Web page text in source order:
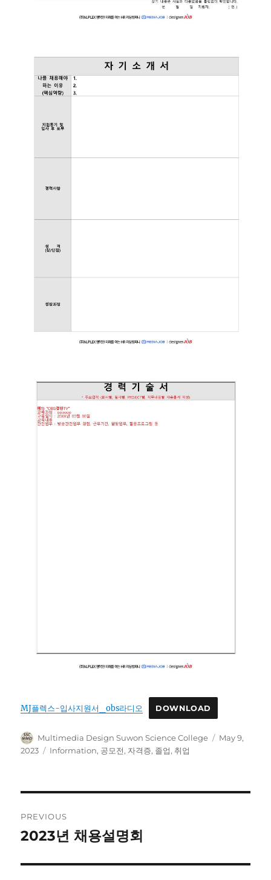
MJ플렉스-입사지원서_obs라디오 DOWNLOAD
Author
Multimedia Design Suwon Science College
Posted
May 9,
2023
Categories
Information, 공모전, 자격증, 졸업, 취업
navigation
PREVIOUS
Previous
2023년 채용설명회